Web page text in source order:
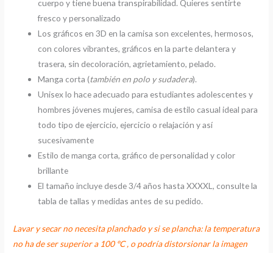
cuerpo y tiene buena transpirabilidad. Quieres sentirte
fresco y personalizado
Los gráficos en 3D en la camisa son excelentes, hermosos,
con colores vibrantes, gráficos en la parte delantera y
trasera, sin decoloración, agrietamiento, pelado.
Manga corta (también en polo y sudadera).
Unisex lo hace adecuado para estudiantes adolescentes y
hombres jóvenes mujeres, camisa de estilo casual ideal para
todo tipo de ejercicio, ejercicio o relajación y así
sucesivamente
Estilo de manga corta, gráfico de personalidad y color
brillante
El tamaño incluye desde 3/4 años hasta XXXXL, consulte la
tabla de tallas y medidas antes de su pedido.
Lavar y secar no necesita planchado y si se plancha: la temperatura
no ha de ser superior a 100 ºC , o podría distorsionar la imagen